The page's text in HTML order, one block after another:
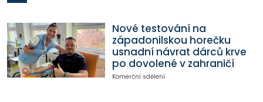
Nové testování na
západonilskou horečku
usnadní návrat dárců krve
po dovolené v zahraničí
Komerční sdělení